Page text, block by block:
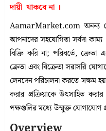
দায়ী থাকবে না ।
AamarMarket.com অনন্য
আপনাদের সহযোগিতা সর্বদা
বিক্রি করি না; পরিবর্তে,
ক্রেতা এবং বিক্রেতা সরাসরি
লেনদেন পরিচালনা করতে সক্ষম
করার প্রক্রিয়াকে উৎসাহিত
পক্ষগুলির মধ্যে উন্মুক্ত যোগাযোগ